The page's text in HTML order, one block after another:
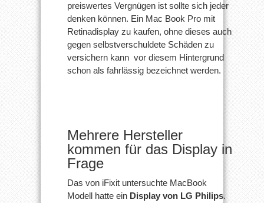
preiswertes Vergnügen ist sollte sich jeder
denken können. Ein Mac Book Pro mit
Retinadisplay zu kaufen, ohne dieses auch
gegen selbstverschuldete Schäden zu
versichern kann vor diesem Hintergrund
schon als fahrlässig bezeichnet werden.
Mehrere Hersteller
kommen für das Display in
Frage
Das von iFixit untersuchte MacBook
Modell hatte ein Display von LG Philips.